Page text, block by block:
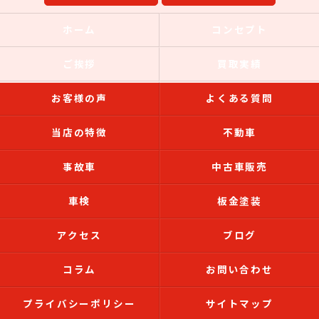
お客様の声 よくある質問
当店の特徴 不動車
事故車 中古車販売
車検 板金塗装
アクセス ブログ
コラム お問い合わせ
プライバシーポリシー サイトマップ